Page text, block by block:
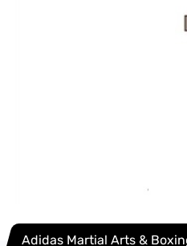
Adidas Martial Arts &